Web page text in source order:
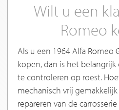
Wilt u een
Romeo
Als u een 1964 Alfa Romeo
kopen, dan is het
te controleren op roest.
mechanisch vrij
repareren van de